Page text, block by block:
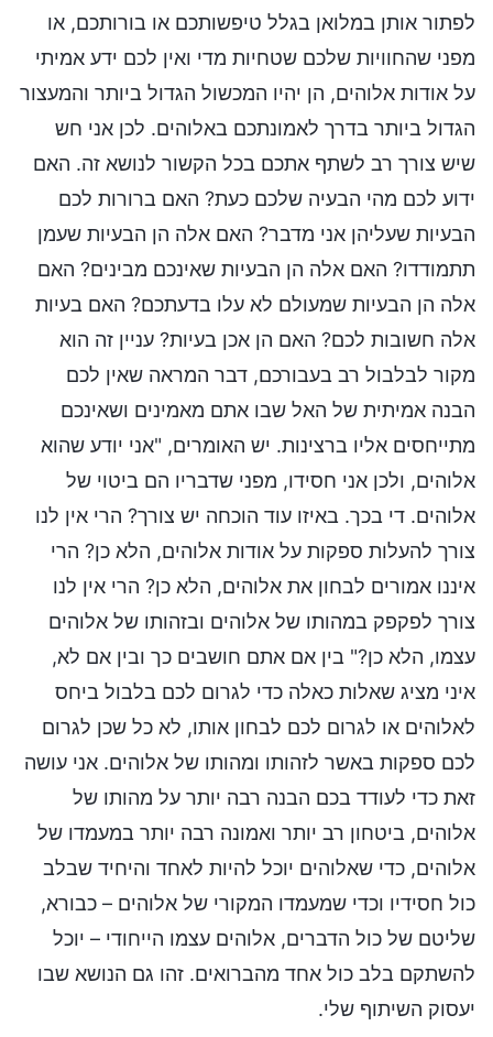
לפתור אותן במלואן בגלל טיפשותכם או בורותכם, או
מפני שהחוויות שלכם שטחיות מדי ואין לכם ידע אמיתי
על אודות אלוהים, הן יהיו המכשול הגדול ביותר והמעצור
הגדול ביותר בדרך לאמונתכם באלוהים. לכן אני חש
שיש צורך רב לשתף אתכם בכל הקשור לנושא זה. האם
ידוע לכם מהי הבעיה שלכם כעת? האם ברורות לכם
הבעיות שעליהן אני מדבר? האם אלה הן הבעיות שעמן
תתמודדו? האם אלה הן הבעיות שאינכם מבינים? האם
אלה הן הבעיות שמעולם לא עלו בדעתכם? האם בעיות
אלה חשובות לכם? האם הן אכן בעיות? עניין זה הוא
מקור לבלבול רב בעבורכם, דבר המראה שאין לכם
הבנה אמיתית של האל שבו אתם מאמינים ושאינכם
מתייחסים אליו ברצינות. יש האומרים, "אני יודע שהוא
אלוהים, ולכן אני חסידו, מפני שדבריו הם ביטוי של
אלוהים. די בכך. באיזו עוד הוכחה יש צורך? הרי אין לנו
צורך להעלות ספקות על אודות אלוהים, הלא כן? הרי
איננו אמורים לבחון את אלוהים, הלא כן? הרי אין לנו
צורך לפקפק במהותו של אלוהים ובזהותו של אלוהים
עצמו, הלא כן?" בין אם אתם חושבים כך ובין אם לא,
איני מציג שאלות כאלה כדי לגרום לכם בלבול ביחס
לאלוהים או לגרום לכם לבחון אותו, לא כל שכן לגרום
לכם ספקות באשר לזהותו ומהותו של אלוהים. אני עושה
זאת כדי לעודד בכם הבנה רבה יותר על מהותו של
אלוהים, ביטחון רב יותר ואמונה רבה יותר במעמדו של
אלוהים, כדי שאלוהים יוכל להיות לאחד והיחיד שבלב
כול חסידיו וכדי שמעמדו המקורי של אלוהים – כבורא,
שליטם של כול הדברים, אלוהים עצמו הייחודי – יוכל
להשתקם בלב כול אחד מהברואים. זהו גם הנושא שבו
יעסוק השיתוף שלי.